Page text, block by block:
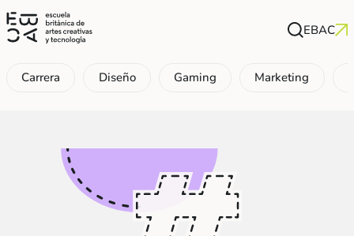
Carrera Diseño Gaming Marketing
EBAC